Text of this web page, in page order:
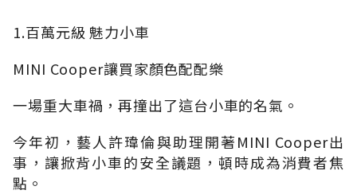
1.百萬元級 魅力小車
MINI Cooper讓買家顏色配配樂
一場重大車禍，再撞出了這台小車的名氣。
今年初，藝人許瑋倫與助理開著MINI Cooper出
事，讓掀背小車的安全議題，頓時成為消費者焦
點。